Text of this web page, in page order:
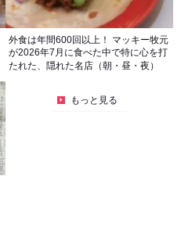
外食は年間600回以上！ マッキー牧元
が2026年7月に食べた中で特に心を打
たれた、隠れた名店（朝・昼・夜）
もっと見る